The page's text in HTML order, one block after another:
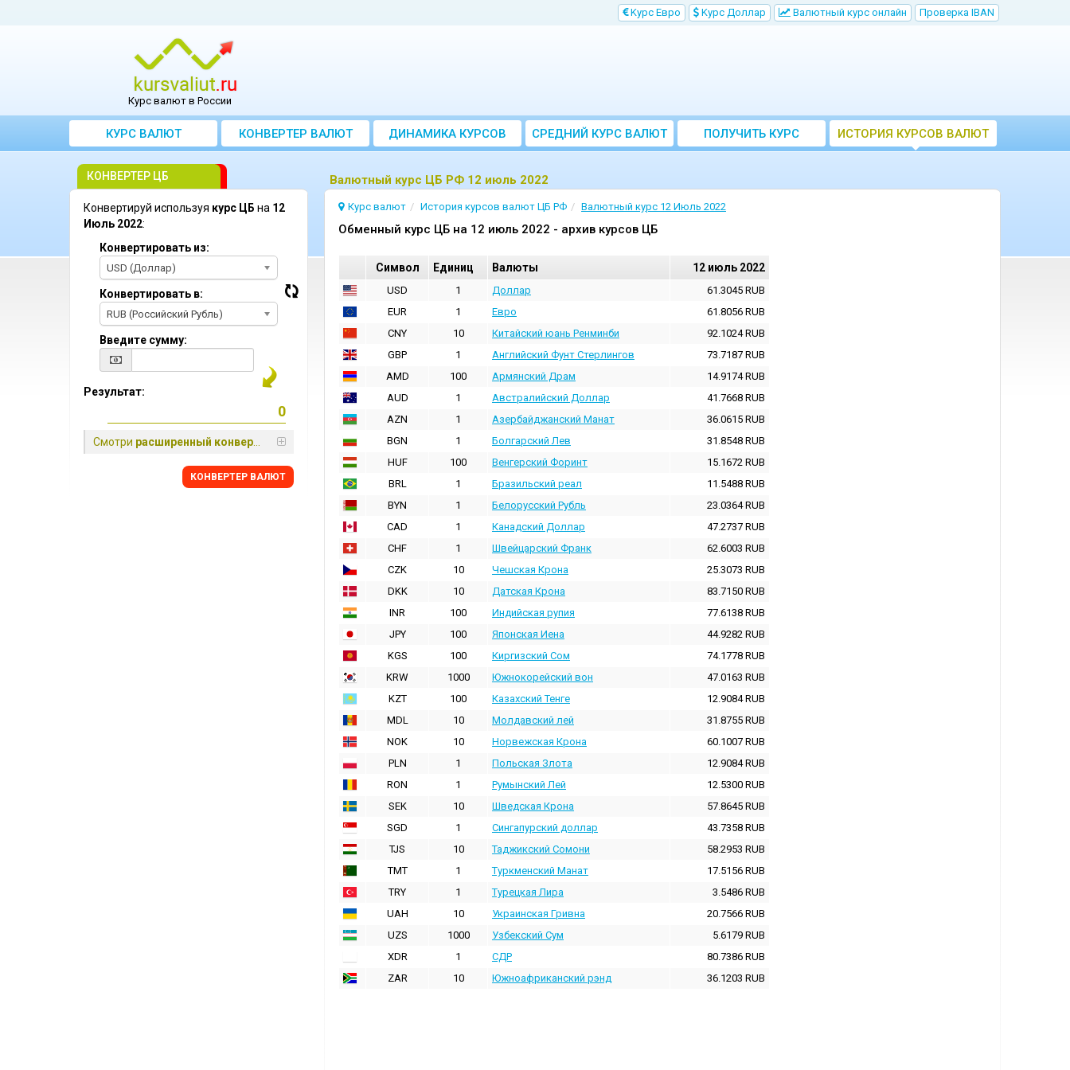
Kурс Евро Kурс Доллар Bалютный курс онлайн Проверка IBAN
Курс валют в России
КУРС ВАЛЮТ КОНВЕРТЕР ВАЛЮТ ДИНАМИКА КУРСОВ
CРЕДНИЙ КУРС ВАЛЮТ
ЗА МЕСЯЦ
ПОЛУЧИТЬ КУРС
ВАЛЮТ ЦБ
ИСТОРИЯ КУРСОВ ВАЛЮТ
ЦБ РФ
Bалютный курс ЦБ РФ 12 июль 2022
Курс валют История курсов валют ЦБ РФ Валютный курс 12 Июль 2022
Oбменный курс ЦБ на 12 июль 2022 - архив курсов ЦБ
Cимвол Единиц Валюты 12 июль 2022
USD 1 Доллар 61.3045 RUB
EUR
1 Евро 61.8056 RUB
CNY
10 Китайский юань Ренминби 92.1024RUB
GBP
1 Английский Фунт Стерлингов 73.7187 RUB
AMD
100 Армянский Драм 14.9174RUB
AUD
1 Австралийский Доллар 41.7668 RUB
AZN
1 Азербайджанский Манат 36.0615 RUB
BGN
1 Болгарский Лев 31.8548 RUB
HUF
100 Венгерский Форинт 15.1672 RUB
BRL
1 Бразильский реал 11.5488 RUB
BYN
1 Белорусский Рубль 23.0364RUB
CAD
1 Канадский Доллар 47.2737 RUB
CHF
1 Швейцарский Франк 62.6003 RUB
CZK
10 Чешская Крона 25.3073 RUB
DKK
10 Датская Крона 83.7150 RUB
INR
100 Индийская pупия 77.6138 RUB
JPY
100 Японская Иена 44.9282 RUB
KGS
100 Киргизский Сом 74.1778 RUB
KRW
1000 Южнокорейский вон 47.0163 RUB
KZT
100 Казахский Тенге 12.9084RUB
MDL
10 Молдавский лей 31.8755 RUB
NOK
10 Норвежская Крона 60.1007 RUB
PLN
1 Польская Злота 12.9084RUB
RON
1 Румынский Лей 12.5300 RUB
SEK
10 Шведская Крона 57.8645 RUB
SGD
1 Сингапурский доллар 43.7358 RUB
TJS
10 Таджикский Сомони 58.2953 RUB
TMT
1 Туркменский Манат 17.5156 RUB
TRY
1 Турецкая Лира 3.5486 RUB
UAH
10 Украинская Гривна 20.7566 RUB
UZS
1000 Узбекский Сум 5.6179 RUB
XDR
1 СДР 80.7386 RUB
ZAR
10 Южноафриканский рэнд 36.1203 RUB
КОНВЕРТЕР ЦБ
Конвертируй используя курс ЦБ на 12
Июль 2022:
Конвертировать из:
USD (Доллар)
Конвертировать в:
RUB (Российский Рубль)
Введите сумму:
Результат:
Смотри расширенный конвертер
КОНВЕРТЕР ВАЛЮТ